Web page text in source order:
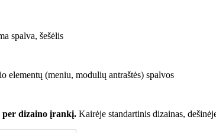
spalva, šešėlis
elementų (meniu, modulių antraštės) spalvos
per dizaino įrankį. Kairėje standartinis dizainas,